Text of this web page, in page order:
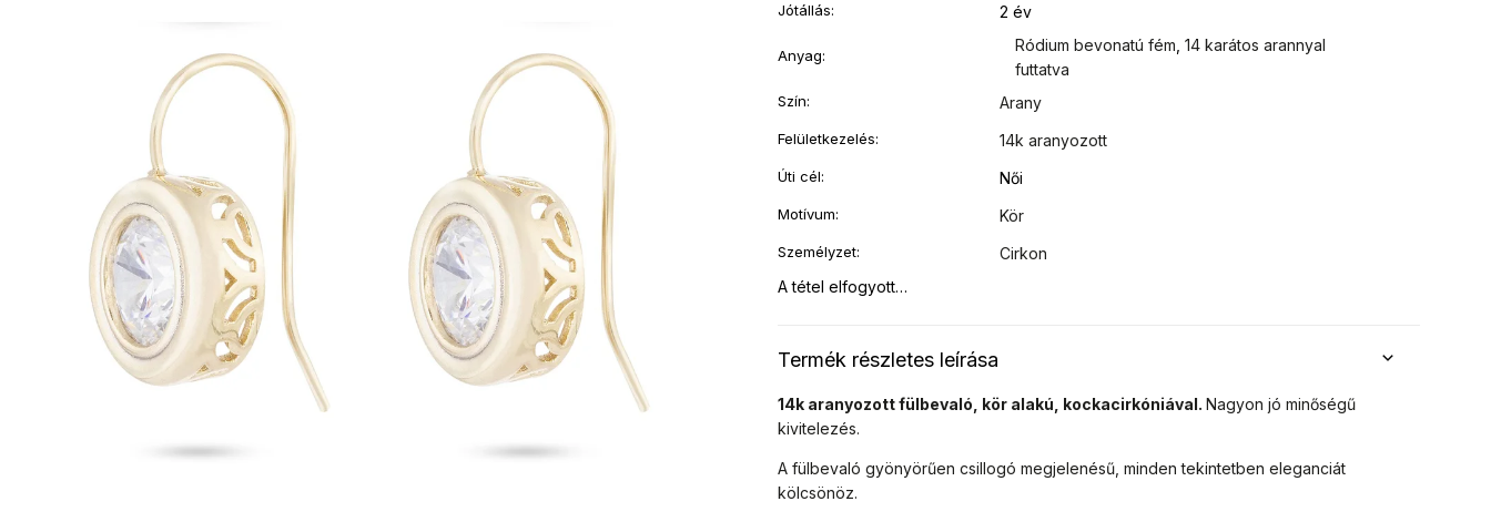
Termék részletes leírása
14k aranyozott fülbevaló, kör alakú, kockacirkóniával.Nagyon jó minőségű
kivitelezés.
A fülbevaló gyönyörűen csillogó megjelenésű, minden tekintetben eleganciát
kölcsönöz.
Jótállás: 2 év
Anyag:
Ródium bevonatú fém ,14 karátos arannyal
futtatva
Szín: Arany
Felületkezelés: 14k aranyozott
Úti cél: Női
Motívum: Kör
Személyzet:
Cirkon
A tétel elfogyott…